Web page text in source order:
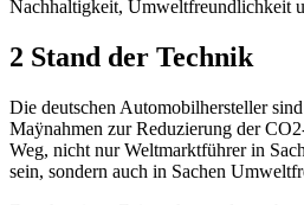
Nachhaltigkeit, Umweltfreundlichkeit
2 Stand der Technik
Die deutschen Automobilhersteller
Maÿnahmen zur Reduzierung der
Weg, nicht nur Weltmarktführer in
sein, sondern auch in Sachen